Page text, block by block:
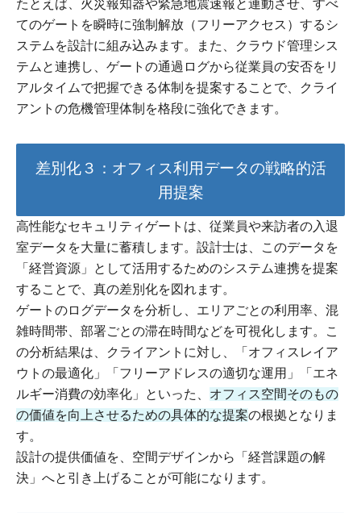
たとえば、火災報知器や緊急地震速報と連動させ、すべ
てのゲートを瞬時に強制解放（フリーアクセス）するシ
ステムを設計に組み込みます。また、クラウド管理シス
テムと連携し、ゲートの通過ログから従業員の安否をリ
アルタイムで把握できる体制を提案することで、クライ
アントの危機管理体制を格段に強化できます。
差別化３：オフィス利用データの戦略的活
用提案
高性能なセキュリティゲートは、従業員や来訪者の入退
室データを大量に蓄積します。設計士は、このデータを
「経営資源」として活用するためのシステム連携を提案
することで、真の差別化を図れます。
ゲートのログデータを分析し、エリアごとの利用率、混
雑時間帯、部署ごとの滞在時間などを可視化します。こ
の分析結果は、クライアントに対し、「オフィスレイア
ウトの最適化」「フリーアドレスの適切な運用」「エネ
ルギー消費の効率化」といった、 オフィス空間そのもの
の価値を向上させるための具体的な提案の根拠となりま
す。
設計の提供価値を、空間デザインから「経営課題の解
決」へと引き上げることが可能になります。